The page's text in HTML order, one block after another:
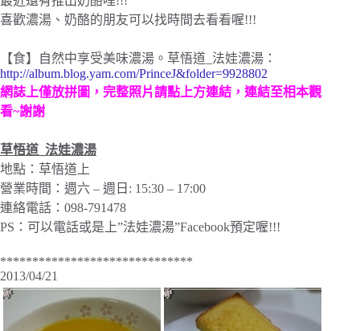
喜歡濃湯、奶酪的朋友可以找時間去看看喔!!!
【食】自然中享受美味濃湯。草悟道_法娃濃湯：
http://album.blog.yam.com/PrinceJ&folder=9928802
網誌上僅放拼圖，完整照片請點上方連結，連結至相本觀
看~謝謝
草悟道_法娃濃湯
地點：草悟道上
營業時間：週六 – 週日: 15:30 – 17:00
連絡電話：098-791478
PS：可以電話或是上”法娃濃湯”Facebook預定喔!!!
******************************
2013/04/21